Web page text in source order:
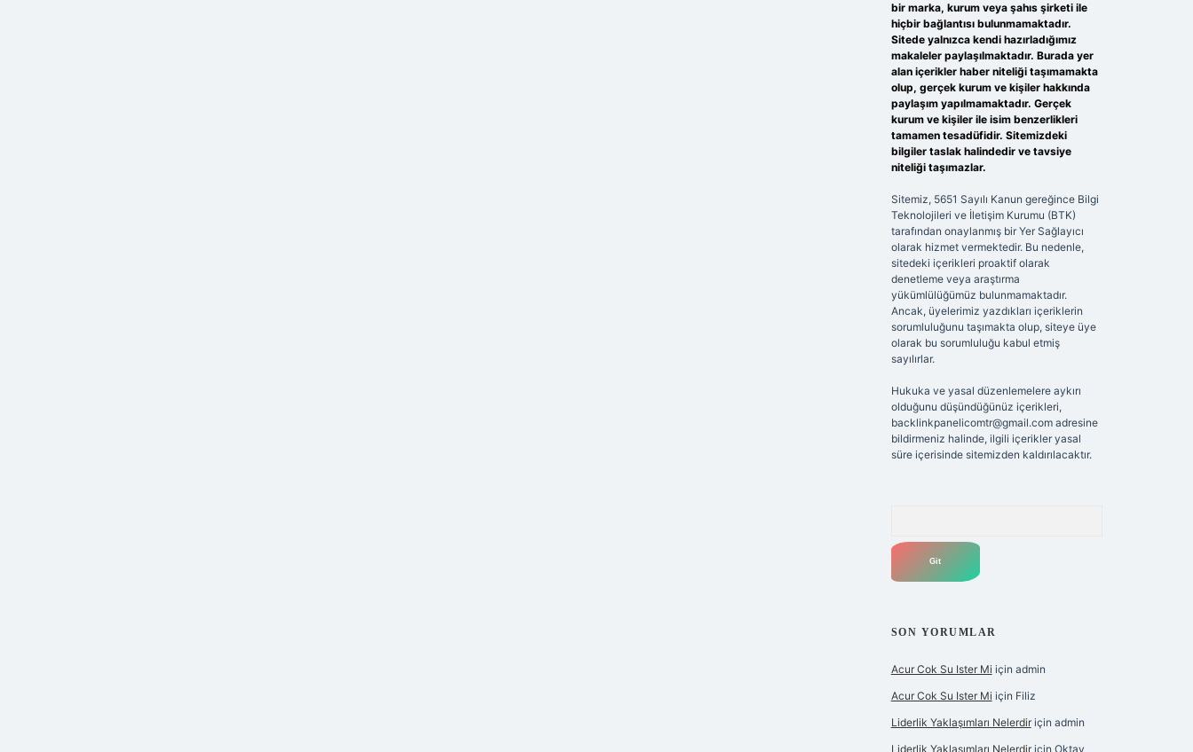
bir marka, kurum veya şahıs şirketi ile
hiçbir bağlantısı bulunmamaktadır.
Sitede yalnızca kendi hazırladığımız
makaleler paylaşılmaktadır. Burada yer
alan içerikler haber niteliği taşımamakta
olup, gerçek kurum ve kişiler hakkında
paylaşım yapılmamaktadır. Gerçek
kurum ve kişiler ile isim benzerlikleri
tamamen tesadüfidir. Sitemizdeki
bilgiler taslak halindedir ve tavsiye
niteliği taşımazlar.
Sitemiz, 5651 Sayılı Kanun gereğince Bilgi
Teknolojileri ve İletişim Kurumu (BTK)
tarafından onaylanmış bir Yer Sağlayıcı
olarak hizmet vermektedir. Bu nedenle,
sitedeki içerikleri proaktif olarak
denetleme veya araştırma
yükümlülüğümüz bulunmamaktadır.
Ancak, üyelerimiz yazdıkları içeriklerin
sorumluluğunu taşımakta olup, siteye üye
olarak bu sorumluluğu kabul etmiş
sayılırlar.
Hukuka ve yasal düzenlemelere aykırı
olduğunu düşündüğünüz içerikleri,
backlinkpanelicomtr@gmail.comadresine
bildirmeniz halinde, ilgili içerikler yasal
süre içerisinde sitemizden kaldırılacaktır.
SON YORUMLAR
Acur Cok Su Ister Mi için admin
Acur Cok Su Ister Mi için Filiz
Liderlik Yaklaşımları Nelerdiriçin admin
Liderlik Yaklaşımları Nelerdiriçin Oktay